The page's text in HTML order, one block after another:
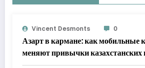
Vincent Desmonts 0
Азарт в кармане: как мобильные
меняют привычки казахстанских